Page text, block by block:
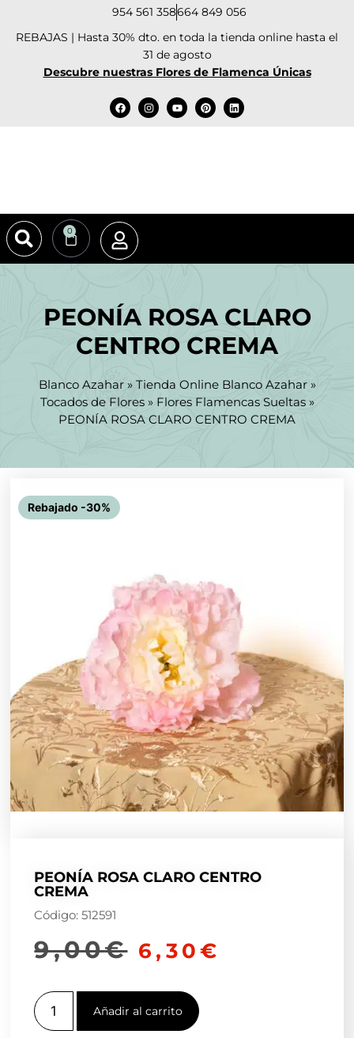
954 561 358664 849 056
REBAJAS | Hasta 30% dto. en toda la tienda online hasta el
31 de agosto
Descubre nuestras Flores de Flamenca Únicas
0
PEONÍA ROSA CLARO
CENTRO CREMA
Blanco Azahar» Tienda Online Blanco Azahar»
Tocados de Flores» Flores Flamencas Sueltas»
PEONÍA ROSA CLARO CENTRO CREMA
Rebajado -30%
PEONÍA ROSA CLARO CENTRO
CREMA
Código: 512591
9,00€ 6,30€
Añadir al carrito